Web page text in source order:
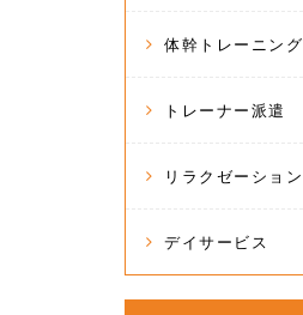
体幹トレーニング
トレーナー派遣
リラクゼーション
デイサービス